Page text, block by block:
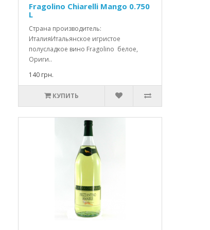
Fragolino Chiarelli Mango 0.750
L
Страна производитель:
ИталияИтальянское игристое
полусладкое вино Fragolino белое,
Ориги..
140 грн.
КУПИТЬ